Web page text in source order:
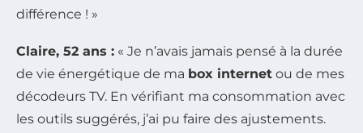
différence ! »
Claire, 52 ans : « Je n’avais jamais pensé à la durée
de vie énergétique de ma box internet ou de mes
décodeurs TV. En vérifiant ma consommation avec
les outils suggérés, j’ai pu faire des ajustements.